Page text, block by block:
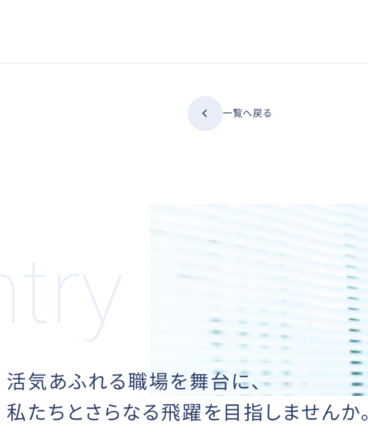
一覧へ戻る
活気あふれる職場を舞台に、
私たちとさらなる飛躍を目指しませんか。